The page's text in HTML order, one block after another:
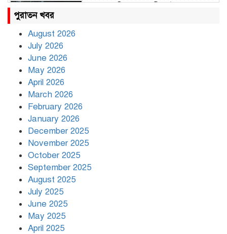
বৃষ্টি থামার নাম নেই, পথে পথে
পুরাতন খবর
August 2026
July 2026
June 2026
May 2026
April 2026
March 2026
February 2026
January 2026
December 2025
November 2025
October 2025
September 2025
August 2025
July 2025
June 2025
May 2025
April 2025